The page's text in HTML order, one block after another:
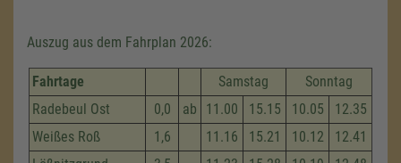
Auszug aus dem Fahrplan 2026:
Fahrtage Samstag
Sonntag
Radebeul Ost
0,0 ab 11.00 15.15 10.05
12.35
Weißes Roß
1,6 11.16 15.21 10.12
12.41